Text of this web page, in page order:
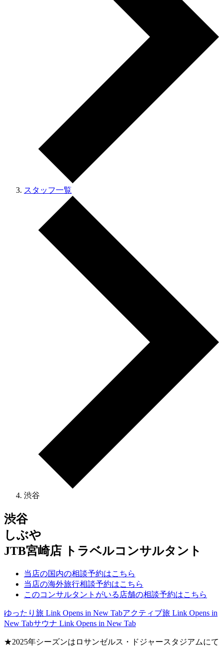
スタッフ一覧
渋谷
渋谷
しぶや
JTB宮崎店 トラベルコンサルタント
当店の国内の相談予約はこちら
当店の海外旅行相談予約はこちら
このコンサルタントがいる店舗の相談予約はこちら
ゆったり旅 Link Opens in New Tabアクティブ旅 Link Opens in
New Tabサウナ Link Opens in New Tab
★2025年シーズンはロサンゼルス・ドジャースタジアムにて